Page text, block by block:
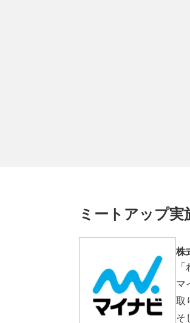
ミートアップ実
株
マ
取
そ